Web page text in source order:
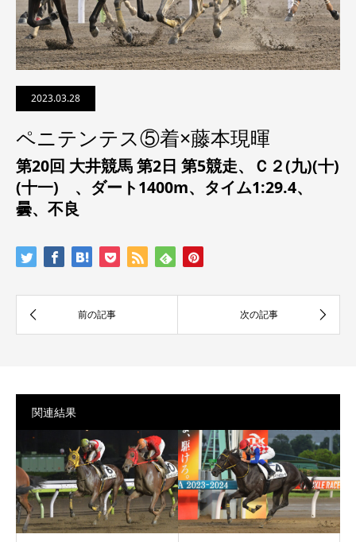
2023.03.28
ペニテンテス⑤着×藤本現暉
第20回 大井競馬 第2日 第5競走、
Ｃ２(九)(十)
(十一) 、ダート1400m、タイム1:29.4、
曇、不良
関連結果